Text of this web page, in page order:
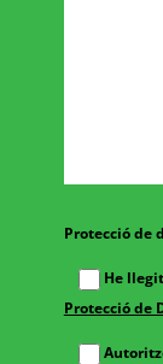
Protecció de
He
Protecció de